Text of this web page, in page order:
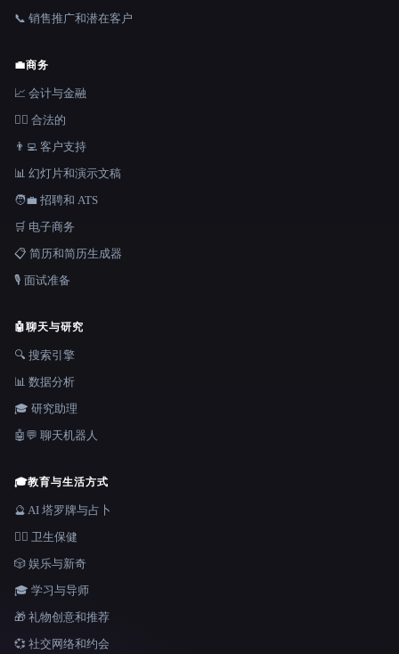
📞 销售推广和潜在客户
💼商务
📈 会计与金融
👩‍⚖️ 合法的
👨‍💻 客户支持
📊 幻灯片和演示文稿
🧑‍💼 招聘和 ATS
🛒 电子商务
📋 简历和简历生成器
🎙️ 面试准备
🤖聊天与研究
🔍 搜索引擎
📊 数据分析
🎓 研究助理
🤖💬 聊天机器人
🎓教育与生活方式
🔮 AI 塔罗牌与占卜
👩‍⚕️ 卫生保健
🎲 娱乐与新奇
🎓 学习与导师
🎁 礼物创意和推荐
💞 社交网络和约会